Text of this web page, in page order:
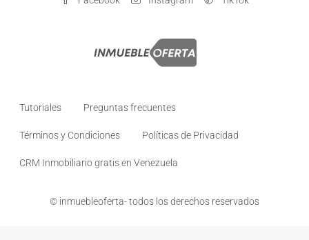
Tutoriales Preguntas frecuentes
Términos y Condiciones Políticas de Privacidad
CRM Inmobiliario gratis en Venezuela
© inmuebleoferta- todos los derechos reservados